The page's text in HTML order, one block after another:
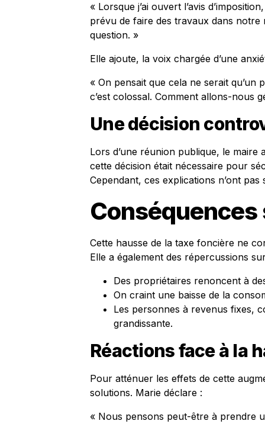
« Lorsque j’ai ouvert l’avis
prévu de faire des travaux dans notre
question. »
Elle ajoute, la voix chargée d’une
« On pensait que cela ne serait qu’un
c’est colossal. Comment allons-nous
Une décision
Lors d’une réunion publique, le
cette décision était nécessaire pour
Cependant, ces explications n’ont
Cette hausse de la taxe foncière ne
Elle a également des répercussions
Des propriétaires renoncent à
On craint une baisse de la
Les personnes à revenus fixes,
grandissante.
Réactions face à la
Pour atténuer les effets de cette
solutions. Marie déclare :
« Nous pensons peut-être à prendre